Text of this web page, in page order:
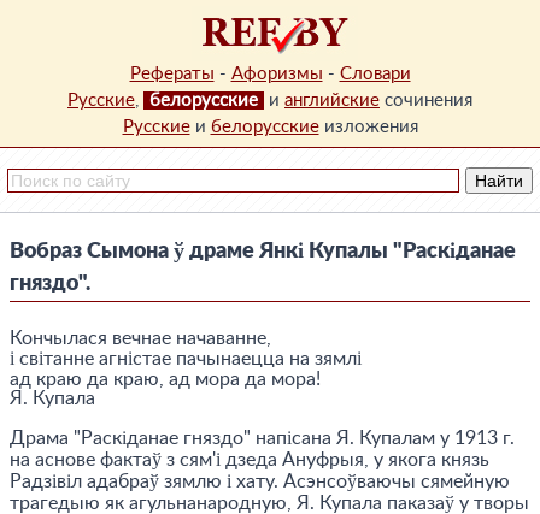
Рефераты - Афоризмы - Словари
Русские, белорусские и английские сочинения
Русскиеи белорусскиеизложения
Вобраз Сымона ў драме Янкі Купалы "Раскіданае
гняздо".
Кончылася вечнае начаванне,
і світанне агністае пачынаецца на зямлі
ад краю да краю, ад мора да мора!
Я. Купала
Драма "Раскіданае гняздо" напісана Я. Купалам у 1913 г.
на аснове фактаў з сям'і дзеда Ануфрыя, у якога князь
Радзівіл адабраў зямлю і хату. Асэнсоўваючы сямейную
трагедыю як агульнанародную, Я. Купала паказаў у творы